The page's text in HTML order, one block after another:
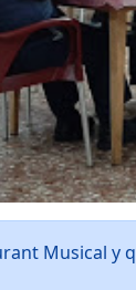
Musical